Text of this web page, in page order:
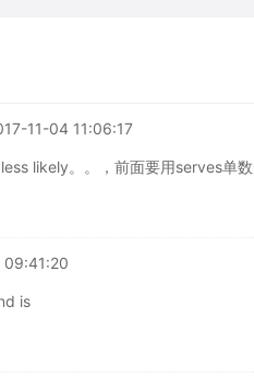
11-04 11:06:17
likely。。，前面要用serves单
is